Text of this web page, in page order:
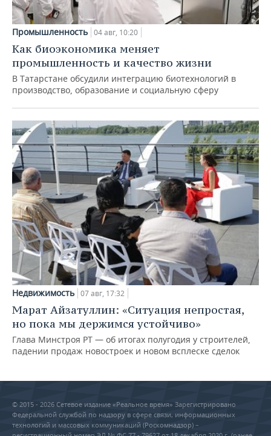
Промышленность 04 авг, 10:20
Как биоэкономика меняет
промышленность и качество жизни
В Татарстане обсудили интеграцию биотехнологий в
производство, образование и социальную сферу
Недвижимость 07 авг, 17:32
Марат Айзатуллин: «Ситуация непростая,
но пока мы держимся устойчиво»
Глава Минстроя РТ — об итогах полугодия у строителей,
падении продаж новостроек и новом всплеске сделок
© 2015 - 2026 Сетевое издание «Реальное время» Зарегистрировано
Федеральной службой по надзору в сфере связи, информационных
технологий и массовых коммуникаций (Роскомнадзор) –